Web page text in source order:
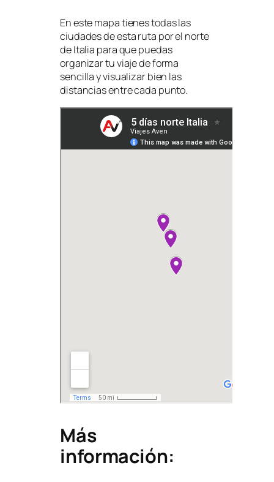
En este mapa tienes todas las
ciudades de esta ruta por el norte
de Italia para que puedas
organizar tu viaje de forma
sencilla y visualizar bien las
distancias entre cada punto.
Más
información: